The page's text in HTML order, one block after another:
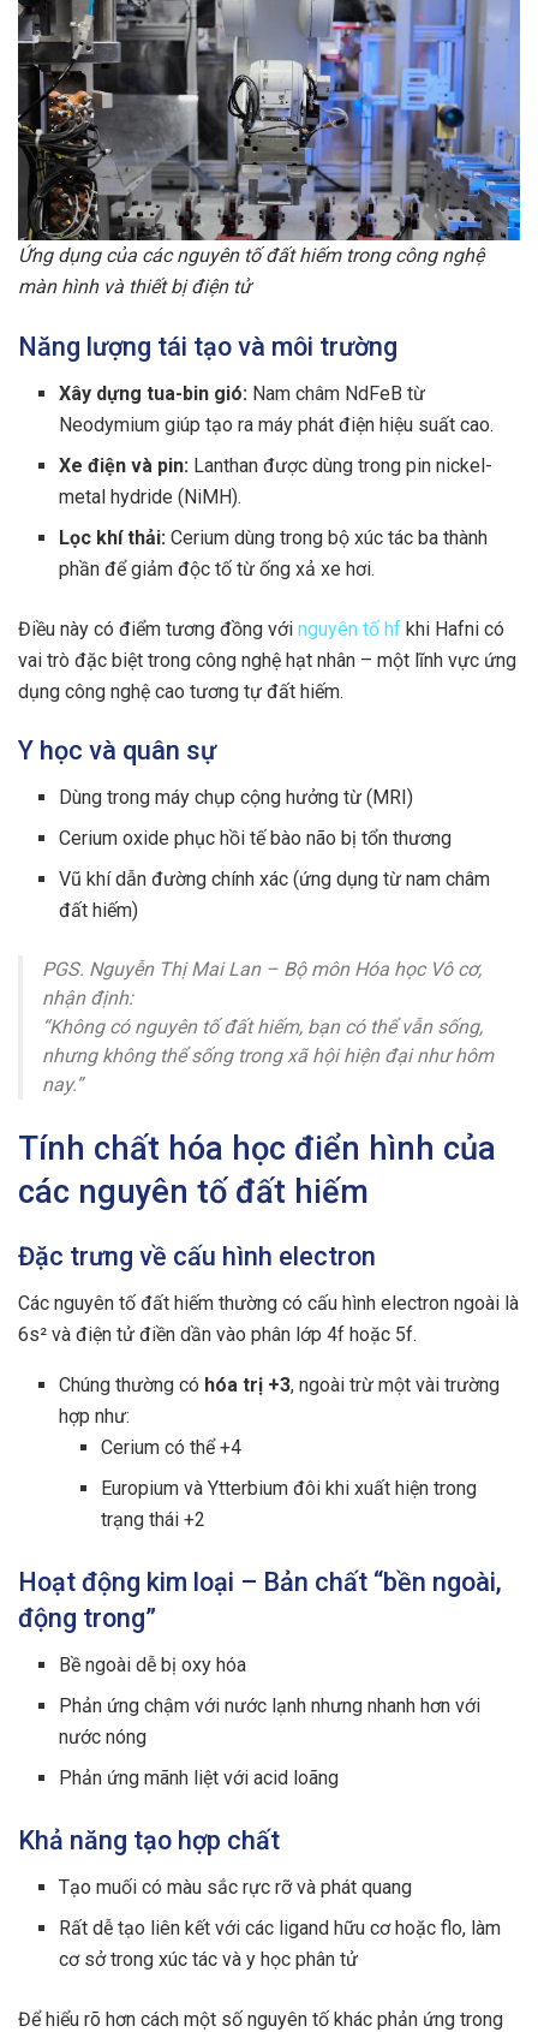
Ứng dụng của các nguyên tố đất hiếm trong công nghệ
màn hình và thiết bị điện tử
Năng lượng tái tạo và môi trường
Xây dựng tua-bin gió: Nam châm NdFeB từ
Neodymium giúp tạo ra máy phát điện hiệu suất cao.
Xe điện và pin: Lanthan được dùng trong pin nickel-
metal hydride (NiMH).
Lọc khí thải: Cerium dùng trong bộ xúc tác ba thành
phần để giảm độc tố từ ống xả xe hơi.
Điều này có điểm tương đồng với nguyên tố hf khi Hafni có
vai trò đặc biệt trong công nghệ hạt nhân – một lĩnh vực ứng
dụng công nghệ cao tương tự đất hiếm.
Y học và quân sự
Dùng trong máy chụp cộng hưởng từ (MRI)
Cerium oxide phục hồi tế bào não bị tổn thương
Vũ khí dẫn đường chính xác (ứng dụng từ nam châm
đất hiếm)
PGS. Nguyễn Thị Mai Lan – Bộ môn Hóa học Vô cơ,
nhận định:
“Không có nguyên tố đất hiếm, bạn có thể vẫn sống,
nhưng không thể sống trong xã hội hiện đại như hôm
nay.”
Tính chất hóa học điển hình của
các nguyên tố đất hiếm
Đặc trưng về cấu hình electron
Các nguyên tố đất hiếm thường có cấu hình electron ngoài là
6s² và điện tử điền dần vào phân lớp 4f hoặc 5f.
Chúng thường có hóa trị +3, ngoài trừ một vài trường
hợp như:
Cerium có thể +4
Europium và Ytterbium đôi khi xuất hiện trong
trạng thái +2
Hoạt động kim loại – Bản chất “bền ngoài,
động trong”
Bề ngoài dễ bị oxy hóa
Phản ứng chậm với nước lạnh nhưng nhanh hơn với
nước nóng
Phản ứng mãnh liệt với acid loãng
Khả năng tạo hợp chất
Tạo muối có màu sắc rực rỡ và phát quang
Rất dễ tạo liên kết với các ligand hữu cơ hoặc flo, làm
cơ sở trong xúc tác và y học phân tử
Để hiểu rõ hơn cách một số nguyên tố khác phản ứng trong